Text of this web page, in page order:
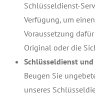
Schlüsseldienst-
Verfügung, um
Voraussetzung
Original oder die
Schlüsseldienst
Beugen Sie
unseres